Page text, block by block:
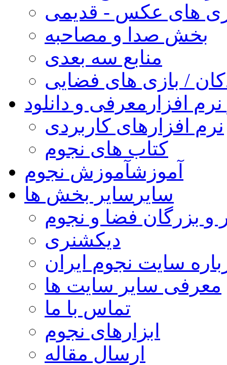
های عکس - قدیمی
بخش صدا و مصاحبه
منابع سه بعدی
/ بازی های فضایی
افزار معرفی و دانلود
نرم افزارهای کاربردی
کتاب های نجوم
آموزشآموزش نجوم
سایر سایر بخش ها
و بزرگان فضا و نجوم
دیکشنری
سایت نجوم ایران
معرفی سایر سایت ها
تماس با ما
ابزارهای نجوم
ارسال مقاله